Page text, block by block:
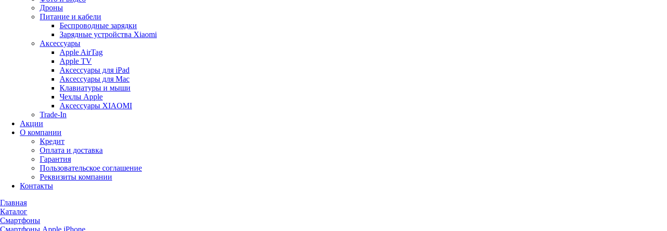
Дроны
Питание и кабели
Беспроводные зарядки
Зарядные устройства Xiaomi
Аксессуары
Apple AirTag
Apple TV
Аксессуары для iPad
Аксессуары для Mac
Клавиатуры и мыши
Чехлы Apple
Аксессуары XIAOMI
Trade-In
Акции
О компании
Кредит
Оплата и доставка
Гарантия
Пользовательское соглашение
Реквизиты компании
Контакты
Главная
Каталог
Смартфоны
Смартфоны Apple iPhone